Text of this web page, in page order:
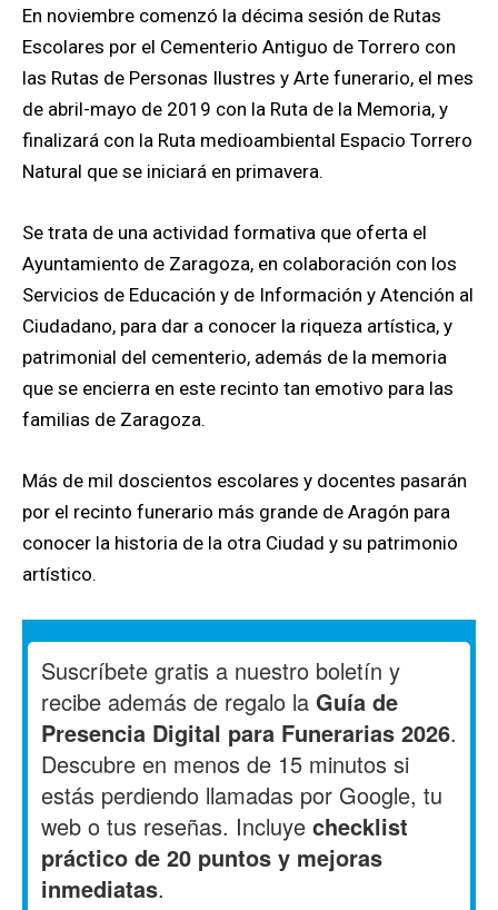
En noviembre comenzó la décima sesión de Rutas
Escolares por el Cementerio Antiguo de Torrero con
las Rutas de Personas Ilustres y Arte funerario, el mes
de abril-mayo de 2019 con la Ruta de la Memoria, y
finalizará con la Ruta medioambiental Espacio Torrero
Natural que se iniciará en primavera.
Se trata de una actividad formativa que oferta el
Ayuntamiento de Zaragoza, en colaboración con los
Servicios de Educación y de Información y Atención al
Ciudadano, para dar a conocer la riqueza artística, y
patrimonial del cementerio, además de la memoria
que se encierra en este recinto tan emotivo para las
familias de Zaragoza.
Más de mil doscientos escolares y docentes pasarán
por el recinto funerario más grande de Aragón para
conocer la historia de la otra Ciudad y su patrimonio
artístico.